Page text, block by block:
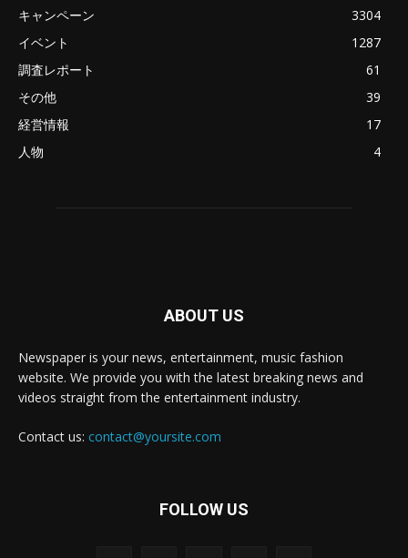
キャンペーン
3304
イベント
1287
調査レポート
61
その他
39
経営情報
17
人物
4
ABOUT US
Newspaper is your news, entertainment, music fashion
website. We provide you with the latest breaking news and
videos straight from the entertainment industry.
Contact us: contact@yoursite.com
FOLLOW US